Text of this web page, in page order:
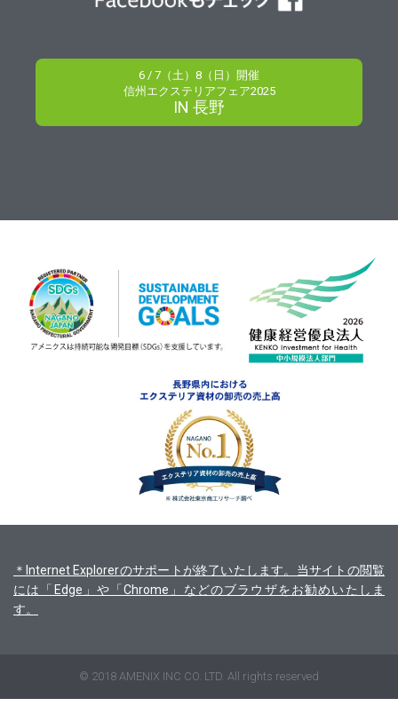
6 / 7（土）8（日）開催
信州エクステリアフェア2025
IN 長野
＊Internet Explorerのサポートが終了いたします。当サイトの閲覧
には「Edge」や「Chrome」などのブラウザをお勧めいたしま
す。
© 2018 AMENIX INC CO. LTD. All rights reserved